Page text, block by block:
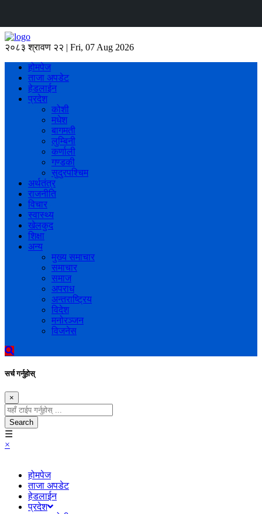
२०८३ श्रावण २२ | Fri, 07 Aug 2026
होमपेज
ताजा अपडेट
हेडलाईन
प्रदेश
कोशी
मधेश
बागमती
लुम्बिनी
कर्णाली
गण्डकी
सुदुरपश्चिम
अर्थतंत्र
राजनीति
विचार
स्वास्थ्य
खेलकुद
शिक्षा
अन्य
मुख्य समाचार
समाचार
समाज
अपराध
अन्तराष्ट्रिय
विदेश
मनोरञ्जन
विजनेस
सर्च गर्नुहोस्
×
Search
☰
×
होमपेज
ताजा अपडेट
हेडलाईन
प्रदेश